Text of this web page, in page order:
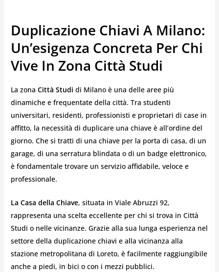
Duplicazione Chiavi A Milano:
Un’esigenza Concreta Per Chi
Vive In Zona Città Studi
La zona Città Studi di Milano è una delle aree più
dinamiche e frequentate della città. Tra studenti
universitari, residenti, professionisti e proprietari di case in
affitto, la necessità di duplicare una chiave è all’ordine del
giorno. Che si tratti di una chiave per la porta di casa, di un
garage, di una serratura blindata o di un badge elettronico,
è fondamentale trovare un servizio affidabile, veloce e
professionale.
La Casa della Chiave, situata in Viale Abruzzi 92,
rappresenta una scelta eccellente per chi si trova in Città
Studi o nelle vicinanze. Grazie alla sua lunga esperienza nel
settore della duplicazione chiavi e alla vicinanza alla
stazione metropolitana di Loreto, è facilmente raggiungibile
anche a piedi, in bici o con i mezzi pubblici.